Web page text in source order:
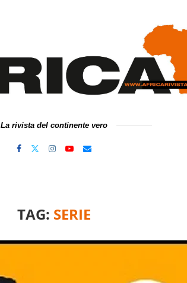
La rivista del continente vero
TAG: SERIE